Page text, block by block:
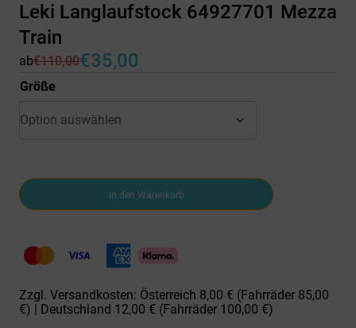
Leki Langlaufstock 64927701 Mezza
Train
ab€110,00
Ursprünglicher
Preis
war:
€35,00
Aktueller
Preis
ist:
Größe
Leki
Langlaufstock
64927701
Menge
In den Warenkorb
Zzgl. Versandkosten: Österreich 8,00 € (Fahrräder 85,00
€) | Deutschland 12,00 € (Fahrräder 100,00 €)